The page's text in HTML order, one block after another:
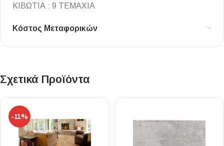
ΚΙΒΩΤΙΑ : 9 ΤΕΜΑΧΙΑ
Κόστος Μεταφορικών
Σχετικά Προϊόντα
-11%